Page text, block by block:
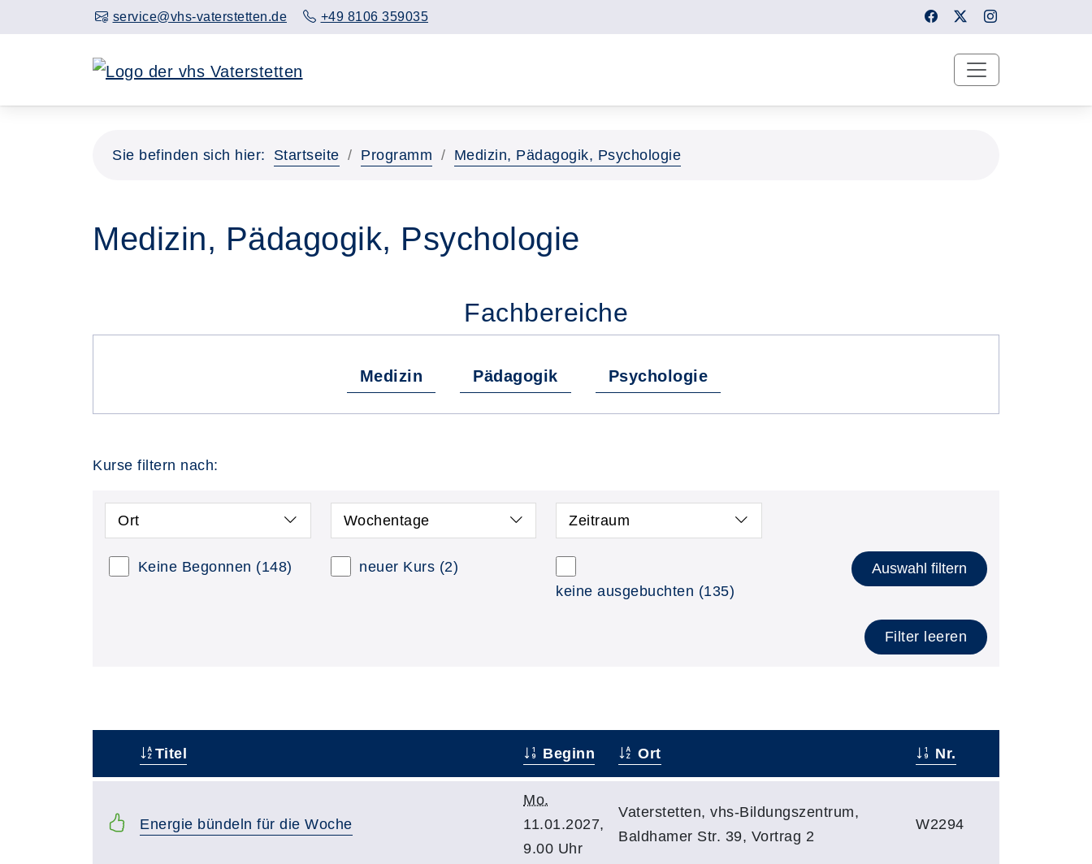
service@vhs-vaterstetten.de +49 8106 359035
Sie befinden sich hier: Startseite Programm Medizin, Pädagogik, Psychologie
Medizin, Pädagogik, Psychologie
Fachbereiche
Medizin Pädagogik Psychologie
Kurse filtern nach:
Ort Wochentage Zeitraum
Keine Begonnen (148) neuer Kurs (2)
keine ausgebuchten (135)
Auswahl filtern
Filter leeren
Titel Beginn Ort Nr.
Energie bündeln für die Woche
Mo.
11.01.2027,
9.00 Uhr
Vaterstetten, vhs-Bildungszentrum,
Baldhamer Str. 39, Vortrag 2
W2294